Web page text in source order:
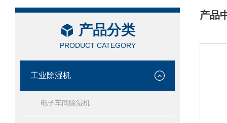
产品分类
PRODUCT CATEGORY
工业除湿机
电子车间除湿机
产品
/